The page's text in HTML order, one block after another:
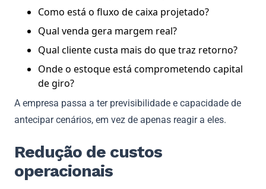
Como está o fluxo de caixa projetado?
Qual venda gera margem real?
Qual cliente custa mais do que traz retorno?
Onde o estoque está comprometendo capital
de giro?
A empresa passa a ter previsibilidade e capacidade de
antecipar cenários, em vez de apenas reagir a eles.
Redução de custos
operacionais